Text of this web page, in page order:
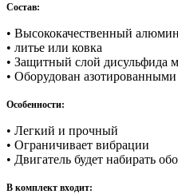
Состав:
• Высококачественный
• литье или ковка
• Защитный слой дисульфида
• Оборудован
Особенности:
• Легкий и прочный
• Ограничивает вибрации
• Двигатель будет набирать
В комплект входит: